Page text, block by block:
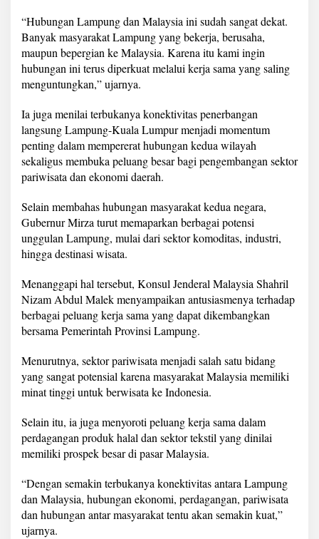
e
g
i
d
a
n
n
v
e
s
t
a
i
“Hubungan Lampung dan Malaysia ini sudah sangat dekat.
Banyak masyarakat Lampung yang bekerja, berusaha,
maupun bepergian ke Malaysia. Karena itu kami ingin
hubungan ini terus diperkuat melalui kerja sama yang saling
menguntungkan,” ujarnya.
Ia juga menilai terbukanya konektivitas penerbangan
langsung Lampung-Kuala Lumpur menjadi momentum
penting dalam mempererat hubungan kedua wilayah
sekaligus membuka peluang besar bagi pengembangan sektor
pariwisata dan ekonomi daerah.
Selain membahas hubungan masyarakat kedua negara,
Gubernur Mirza turut memaparkan berbagai potensi
unggulan Lampung, mulai dari sektor komoditas, industri,
hingga destinasi wisata.
Menanggapi hal tersebut, Konsul Jenderal Malaysia Shahril
Nizam Abdul Malek menyampaikan antusiasmenya terhadap
berbagai peluang kerja sama yang dapat dikembangkan
bersama Pemerintah Provinsi Lampung.
Menurutnya, sektor pariwisata menjadi salah satu bidang
yang sangat potensial karena masyarakat Malaysia memiliki
minat tinggi untuk berwisata ke Indonesia.
Selain itu, ia juga menyoroti peluang kerja sama dalam
perdagangan produk halal dan sektor tekstil yang dinilai
memiliki prospek besar di pasar Malaysia.
“Dengan semakin terbukanya konektivitas antara Lampung
dan Malaysia, hubungan ekonomi, perdagangan, pariwisata
dan hubungan antar masyarakat tentu akan semakin kuat,”
ujarnya.